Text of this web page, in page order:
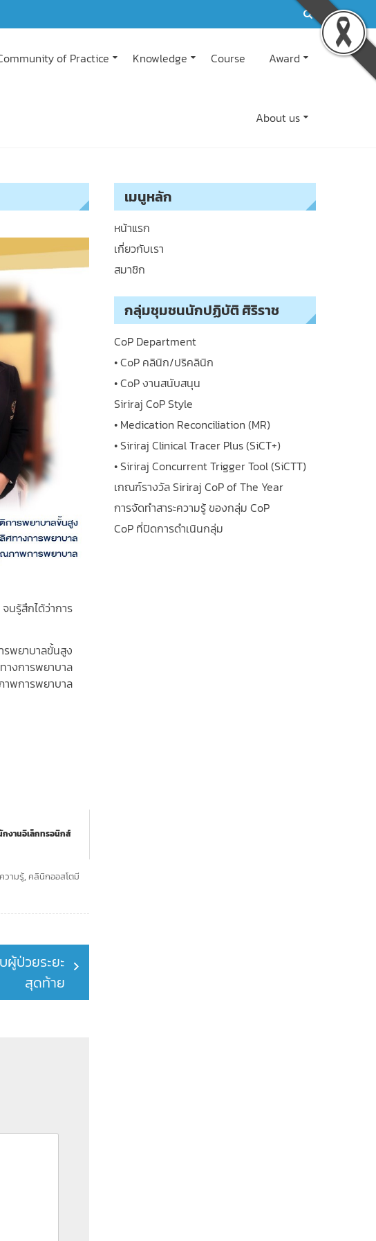
of Practice Knowledge Course Award
About us
นรู้สึกได้ว่าการ
พยาบาลขั้นสูง
างการพยาบาล
พการพยาบาล
กงานอิเล็กทรอนิกส์
วามรู้, คลินิกออสโตมี
ป่วยระยะ
สุดท้าย
เมนูหลัก
หน้าแรก
เกี่ยวกับเรา
สมาชิก
กลุ่มชุมชนนักปฏิบัติ ศิริราช
CoP Department
• CoP คลินิก/ปริคลินิก
• CoP งานสนับสนุน
Siriraj CoP Style
• Medication Reconciliation (MR)
• Siriraj Clinical Tracer Plus (SiCT+)
• Siriraj Concurrent Trigger Tool (SiCTT)
เกณฑ์รางวัล Siriraj CoP of The Year
การจัดทำสาระความรู้ ของกลุ่ม CoP
CoP ที่ปิดการดำเนินกลุ่ม